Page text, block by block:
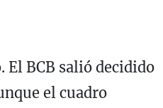
BCB salió decidido
el cuadro